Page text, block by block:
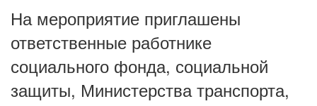
На мероприятие приглашены
ответственные работнике
социального фонда, социальной
защиты, Министерства транспорта,